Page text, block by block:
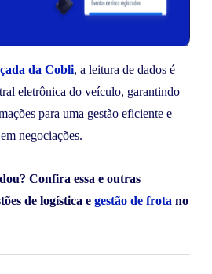
da Cobli, a leitura de dados é
eletrônica do veículo, garantindo
para uma gestão eficiente e
negociações.
Confira essa e outras
de logística e gestão de frota no